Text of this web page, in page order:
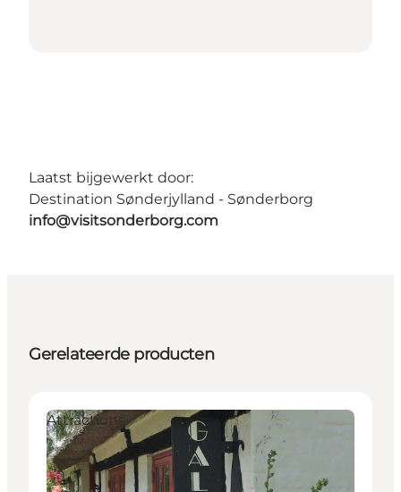
Laatst bijgewerkt door:
Destination Sønderjylland - Sønderborg
info@visitsonderborg.com
Gerelateerde producten
Attractions